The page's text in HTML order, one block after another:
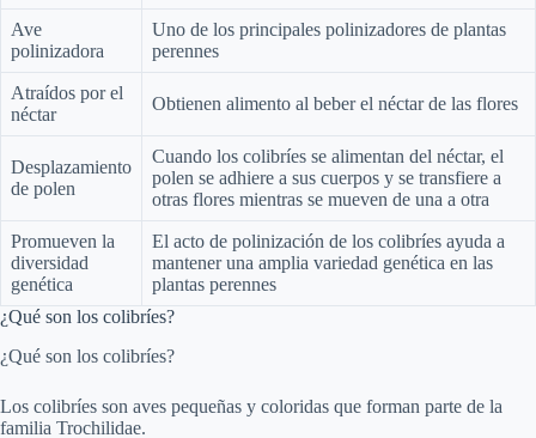
Ave
polinizadora
Uno de los principales polinizadores de plantas
perennes
Atraídos por el
néctar
Obtienen alimento al beber el néctar de las flores
Desplazamiento
de polen
Cuando los colibríes se alimentan del néctar, el
polen se adhiere a sus cuerpos y se transfiere a
otras flores mientras se mueven de una a otra
Promueven la
diversidad
genética
El acto de polinización de los colibríes ayuda a
mantener una amplia variedad genética en las
plantas perennes
¿Qué son los colibríes?
¿Qué son los colibríes?
Los colibríes son aves pequeñas y coloridas que forman parte de la
familia Trochilidae.